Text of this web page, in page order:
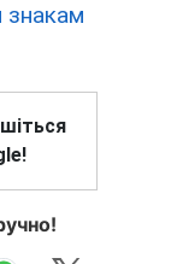
знакам